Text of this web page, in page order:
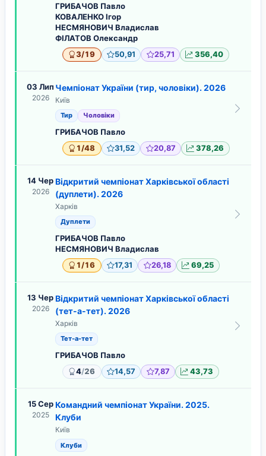
ГРИБАЧОВ Павло
КОВАЛЕНКО Ігор
НЕСМЯНОВИЧ Владислав
ФІЛАТОВ Олександр
3/19 50,91 25,71 356,40
03 Лип
2026
Чемпіонат України (тир, чоловіки). 2026
Київ
Тир Чоловіки
ГРИБАЧОВ Павло
1 /48 31,52 20,87 378,26
14 Чер
2026
Відкритий чемпіонат Харківської області
(дуплети). 2026
Харків
Дуплети
ГРИБАЧОВ Павло
НЕСМЯНОВИЧ Владислав
1 /16 17,31 26,18 69,25
13 Чер
2026
Відкритий чемпіонат Харківської області
(тет-а-тет). 2026
Харків
Тет-а-тет
ГРИБАЧОВ Павло
4/26 14,57 7,87 43,73
15 Сер
2025
Командний чемпіонат України. 2025.
Клуби
Київ
Клуби